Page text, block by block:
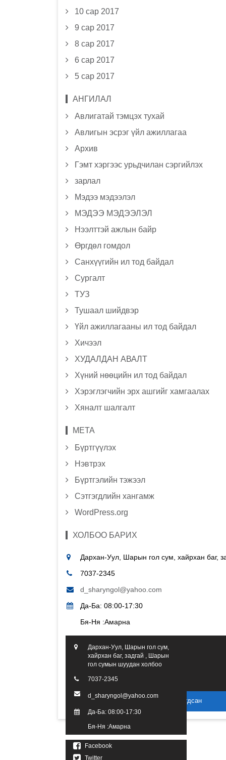
10 сар 2017
9 сар 2017
8 сар 2017
6 сар 2017
5 сар 2017
АНГИЛАЛ
Авлигатай тэмцэх тухай
Авлигын эсрэг үйл ажиллагаа
Архив
Гэмт хэргээс урьдчилан сэргийлэх
зарлал
Мэдээ мэдээлэл
МЭДЭЭ МЭДЭЭЛЭЛ
Нээлттэй ажлын байр
Өргдөл гомдол
Санхүүгийн ил тод байдал
Сургалт
ТУЗ
Тушаал шийдвэр
Үйл ажиллагааны ил тод байдал
Хичээл
ХУДАЛДАН АВАЛТ
Хүний нөөцийн ил тод байдал
Хэрэглэгчийн эрх ашгийг хамгаалах
Хяналт шалгалт
МЕТА
Бүртгүүлэх
Нэвтрэх
Бүртгэлийн тэжээл
Сэтгэгдлийн хангамж
WordPress.org
ХОЛБОО БАРИХ
Дархан-Уул, Шарын гол сум, хайрхан баг,
7037-2345
d_sharyngol@yahoo.com
Да-Ба: 08:00-17:30
Бя-Ня :Амарна
Дархан-Уул, Шарын гол сум,
хайрхан баг, задгай , Шарын
гол сумын шуудан холбоо
7037-2345
d_sharyngol@yahoo.com
Да-Ба: 08:00-17:30
Бя-Ня :Амарна
Facebook
Twitter
2016 он. Бүх эрх хуулиар хамгаалагдсан